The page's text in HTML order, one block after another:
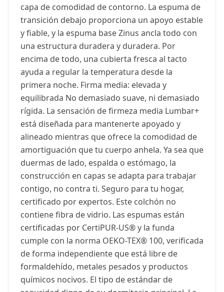
capa de comodidad de contorno. La espuma de
transición debajo proporciona un apoyo estable
y fiable, y la espuma base Zinus ancla todo con
una estructura duradera y duradera. Por
encima de todo, una cubierta fresca al tacto
ayuda a regular la temperatura desde la
primera noche. Firma media: elevada y
equilibrada No demasiado suave, ni demasiado
rígida. La sensación de firmeza media Lumbar+
está diseñada para mantenerte apoyado y
alineado mientras que ofrece la comodidad de
amortiguación que tu cuerpo anhela. Ya sea que
duermas de lado, espalda o estómago, la
construcción en capas se adapta para trabajar
contigo, no contra ti. Seguro para tu hogar,
certificado por expertos. Este colchón no
contiene fibra de vidrio. Las espumas están
certificadas por CertiPUR-US® y la funda
cumple con la norma OEKO-TEX® 100, verificada
de forma independiente que está libre de
formaldehído, metales pesados y productos
químicos nocivos. El tipo de estándar de